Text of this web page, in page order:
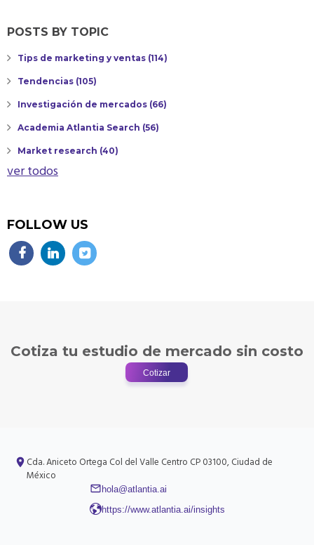
POSTS BY TOPIC
Tips de marketing y ventas (114)
Tendencias (105)
Investigación de mercados (66)
Academia Atlantia Search (56)
Market research (40)
ver todos
FOLLOW US
Cotiza tu estudio de mercado sin costo
Cotizar
Cda. Aniceto Ortega Col del Valle Centro CP 03100, Ciudad de
México
hola@atlantia.ai
https://www.atlantia.ai/insights